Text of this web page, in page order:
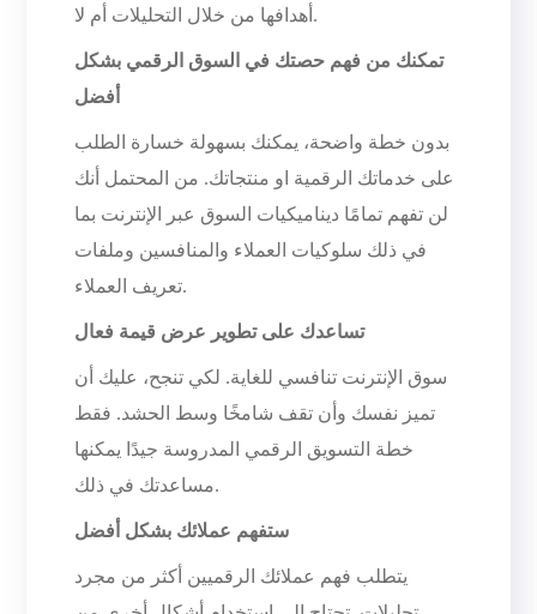
أهدافها من خلال التحليلات أم لا.
تمكنك من فهم حصتك في السوق الرقمي بشكل
أفضل
بدون خطة واضحة، يمكنك بسهولة خسارة الطلب
على خدماتك الرقمية او منتجاتك. من المحتمل أنك
لن تفهم تمامًا ديناميكيات السوق عبر الإنترنت بما
في ذلك سلوكيات العملاء والمنافسين وملفات
تعريف العملاء.
تساعدك على تطوير عرض قيمة فعال
سوق الإنترنت تنافسي للغاية. لكي تنجح، عليك أن
تميز نفسك وأن تقف شامخًا وسط الحشد. فقط
خطة التسويق الرقمي المدروسة جيدًا يمكنها
مساعدتك في ذلك.
ستفهم عملائك بشكل أفضل
يتطلب فهم عملائك الرقميين أكثر من مجرد